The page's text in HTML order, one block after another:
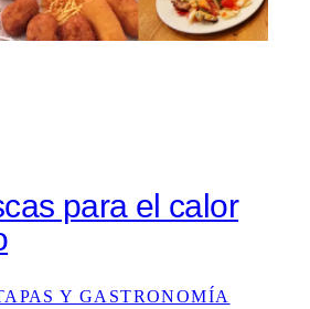
para el calor
Y GASTRONOMÍA